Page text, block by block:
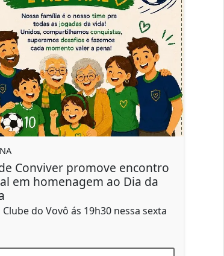
Prefeitura promove "Palotina em
Ação" no Jardim Esperança com
Ação acontece no próximo sábado